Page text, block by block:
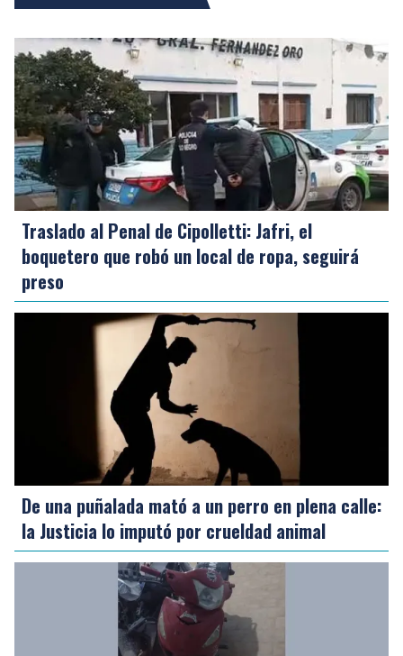
Traslado al Penal de Cipolletti: Jafri, el
boquetero que robó un local de ropa, seguirá
preso
De una puñalada mató a un perro en plena calle:
la Justicia lo imputó por crueldad animal